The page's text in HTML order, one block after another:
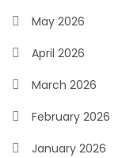
May 2026
April 2026
March 2026
February 2026
January 2026